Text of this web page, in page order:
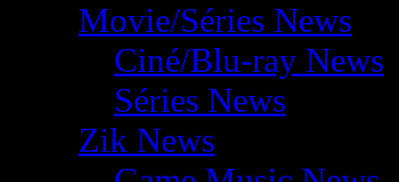
Movie/Séries News
Ciné/Blu-ray News
Séries News
Zik News